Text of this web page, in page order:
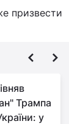
призвести
Трампа
у